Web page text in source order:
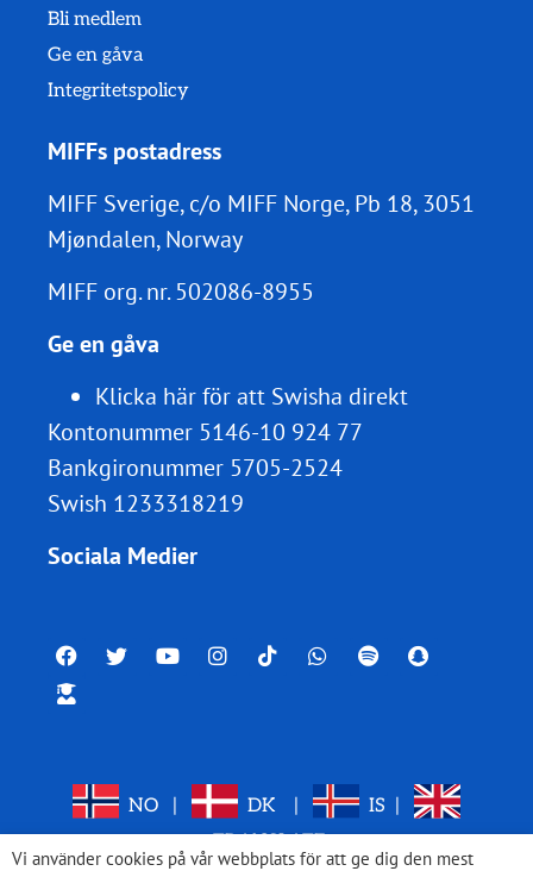
Bli medlem
Ge en gåva
Integritetspolicy
MIFFs postadress
MIFF Sverige, c/o MIFF Norge, Pb 18, 3051
Mjøndalen, Norway
MIFF org. nr.502086-8955
Ge en gåva
Klicka här för att Swisha direkt
Kontonummer 5146-10 924 77
Bankgironummer 5705-2524
Swish 1233318219
Sociala Medier
NO DK IS
Vi använder cookies på vår webbplats för att ge dig den mest